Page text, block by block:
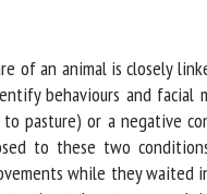
of an animal is closely
behaviours and facial
pasture) or a negative
to these two
while they